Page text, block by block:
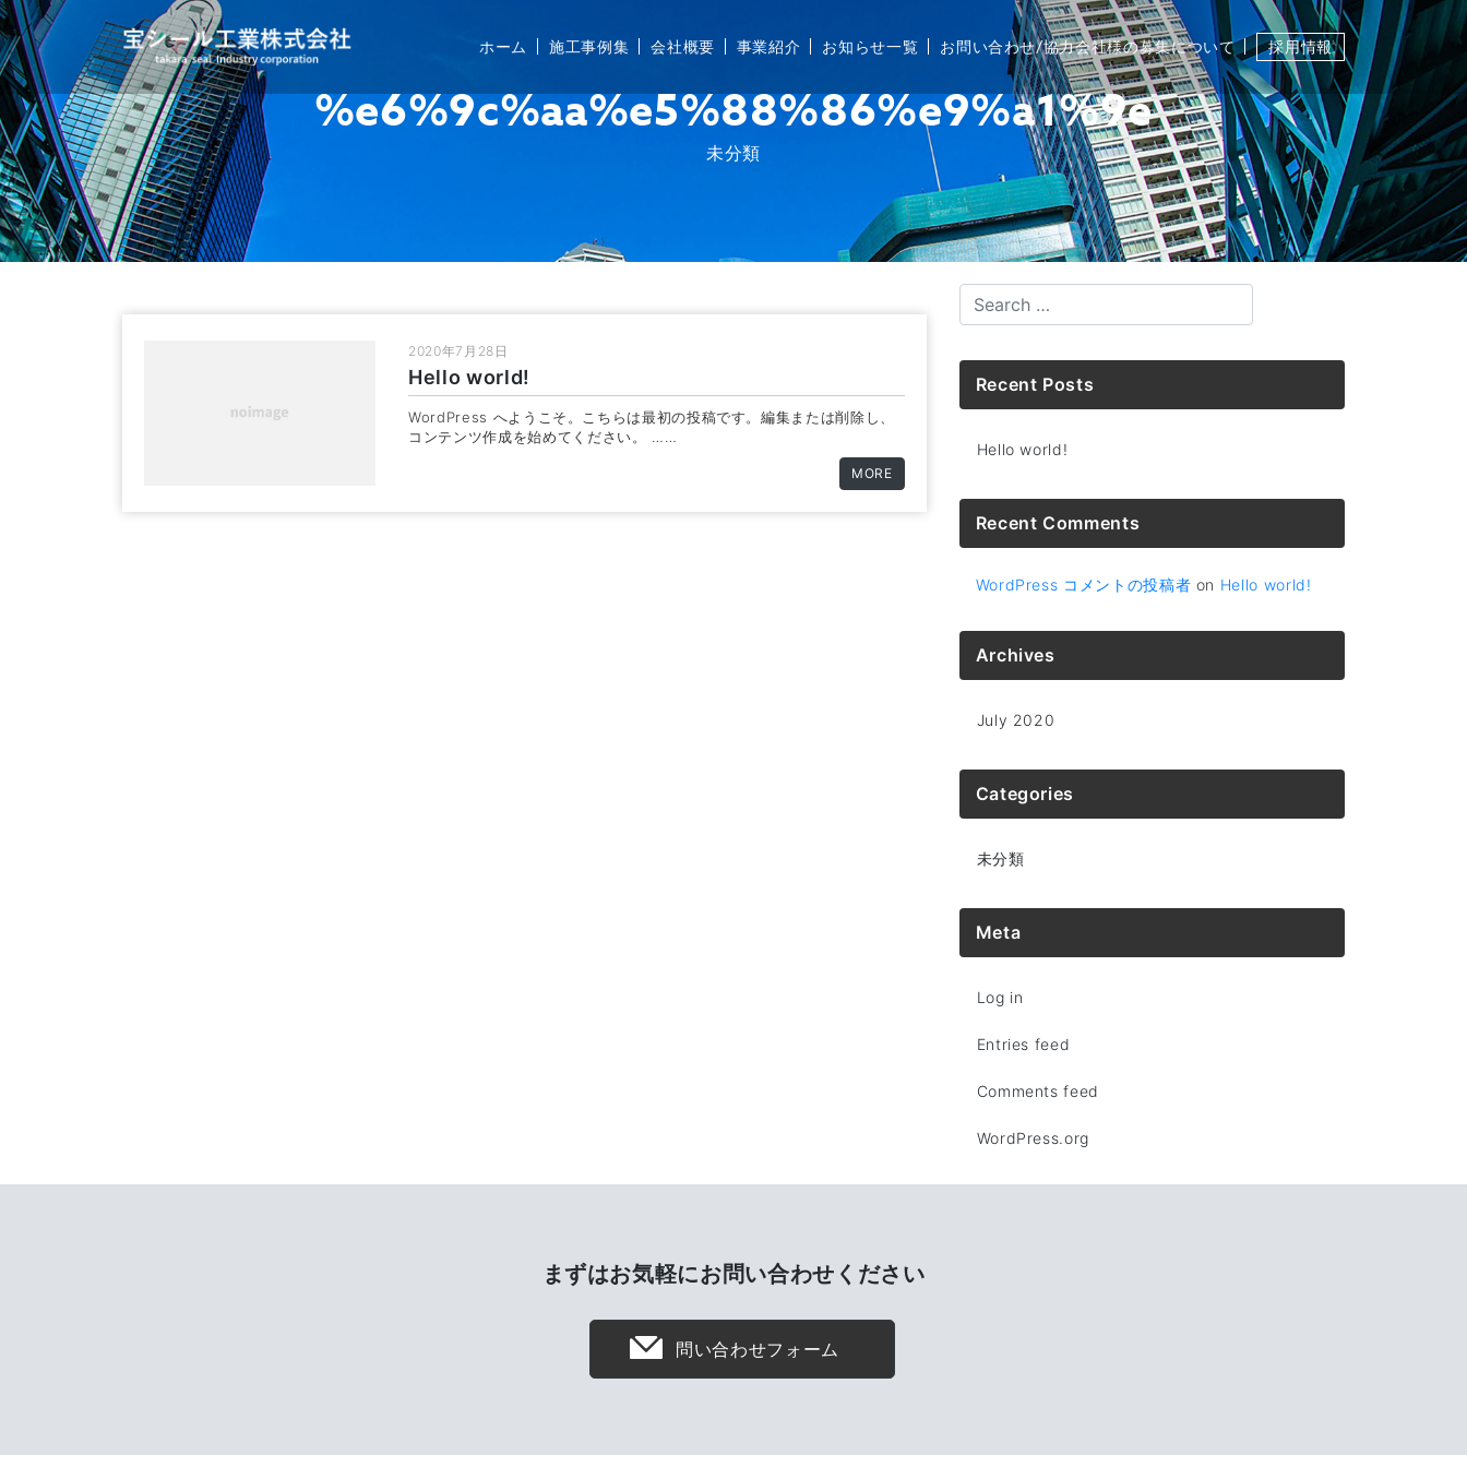
Skip
to
content
ホーム 施工事例集 会社概要 事業紹介 お知らせ一覧 お問い合わせ/協力会社様の募集について 採用情報
%e6%9c%aa%e5%88%86%e9%a1%9e
未分類
2020年7月28日
Hello world!
WordPress へようこそ。こちらは最初の投稿です。編集または削除し、
コンテンツ作成を始めてください。 ……
MORE
Recent Posts
Hello world!
Recent Comments
WordPress コメントの投稿者 on Hello world!
Archives
July 2020
Categories
未分類
Meta
Log in
Entries feed
Comments feed
WordPress.org
まずはお気軽にお問い合わせください
問い合わせフォーム